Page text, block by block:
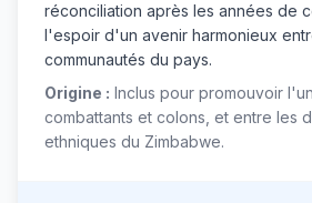
réconciliation après les années de
l'espoir d'un avenir harmonieux
communautés du pays.
Origine : Inclus pour promouvoir
combattants et colons, et entre les
ethniques du Zimbabwe.